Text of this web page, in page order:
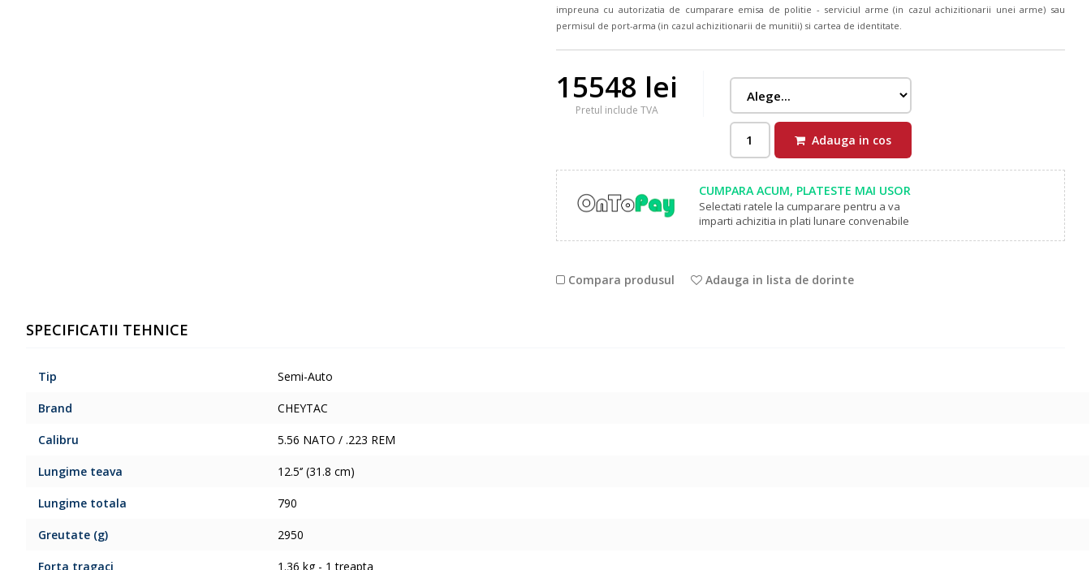
impreuna cu autorizatia de cumparare emisa de politie - serviciul arme (in cazul achizitionarii unei arme) sau
permisul de port-arma (in cazul achizitionarii de munitii) si cartea de identitate.
15548 lei
Pretul include TVA
Adauga in cos
CUMPARA ACUM, PLATESTE MAI USOR
Selectati ratele la cumparare pentru a va
imparti achizitia in plati lunare convenabile
Compara produsul Adauga in lista de dorinte
SPECIFICATII TEHNICE
Tip Semi-Auto
Brand CHEYTAC
Calibru 5.56 NATO / .223 REM
Lungime teava 12.5‘’ (31.8 cm)
Lungime totala 790
Greutate (g) 2950
Forta tragaci 1.36 kg - 1 treapta